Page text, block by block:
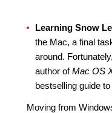
Learning Snow
the Mac, a final
around.
author ofMac OS
bestselling guide
Moving from